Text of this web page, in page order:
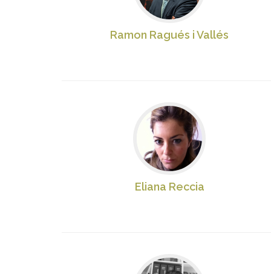
Ramon Ragués i Vallés
Eliana Reccia